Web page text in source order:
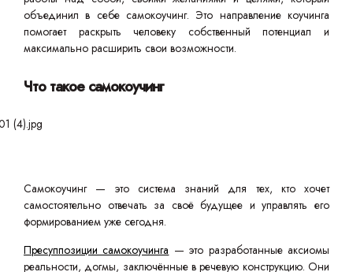
объединил в себе самокоучинг. Это направление коучинга
помогает раскрыть человеку собственный потенциал и
максимально расширить свои возможности.
Что такое самокоучинг
Самокоучинг — это система знаний для тех, кто хочет
самостоятельно отвечать за своё будущее и управлять его
формированием уже сегодня.
Пресуппозиции самокоучинга — это разработанные аксиомы
реальности, догмы, заключённые в речевую конструкцию. Они